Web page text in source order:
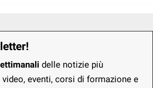
delle notizie più
eventi, corsi di formazione e